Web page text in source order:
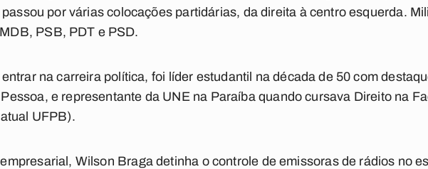
por várias colocações partidárias, da direita à centro esquerda.
PSB, PDT e PSD.
na carreira política, foi líder estudantil na década de 50 com
e representante da UNE na Paraíba quando cursava Direito na
UFPB).
Wilson Braga detinha o controle de emissoras de rádios no